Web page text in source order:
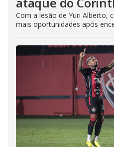
Com a lesão de Yuri Alberto,
mais oportunidades após